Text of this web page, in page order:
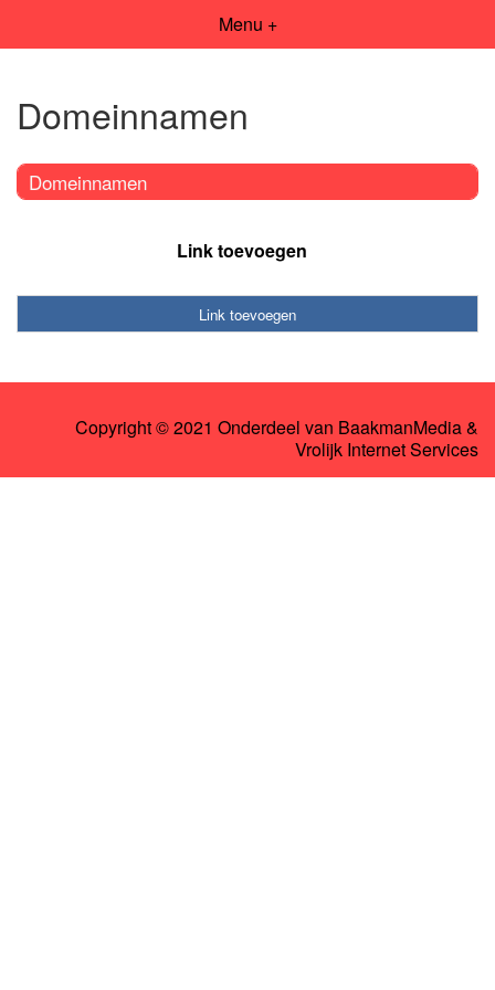
Menu +
Domeinnamen
Domeinnamen
Link toevoegen
Link toevoegen
Copyright © 2021 Onderdeel van BaakmanMedia&
Vrolijk Internet Services